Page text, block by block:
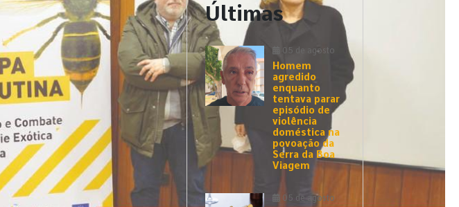
Últimas
05 de agosto
Homem
agredido
enquanto
tentava parar
episódio de
violência
doméstica na
povoação da
Serra da Boa
Viagem
05 de agosto